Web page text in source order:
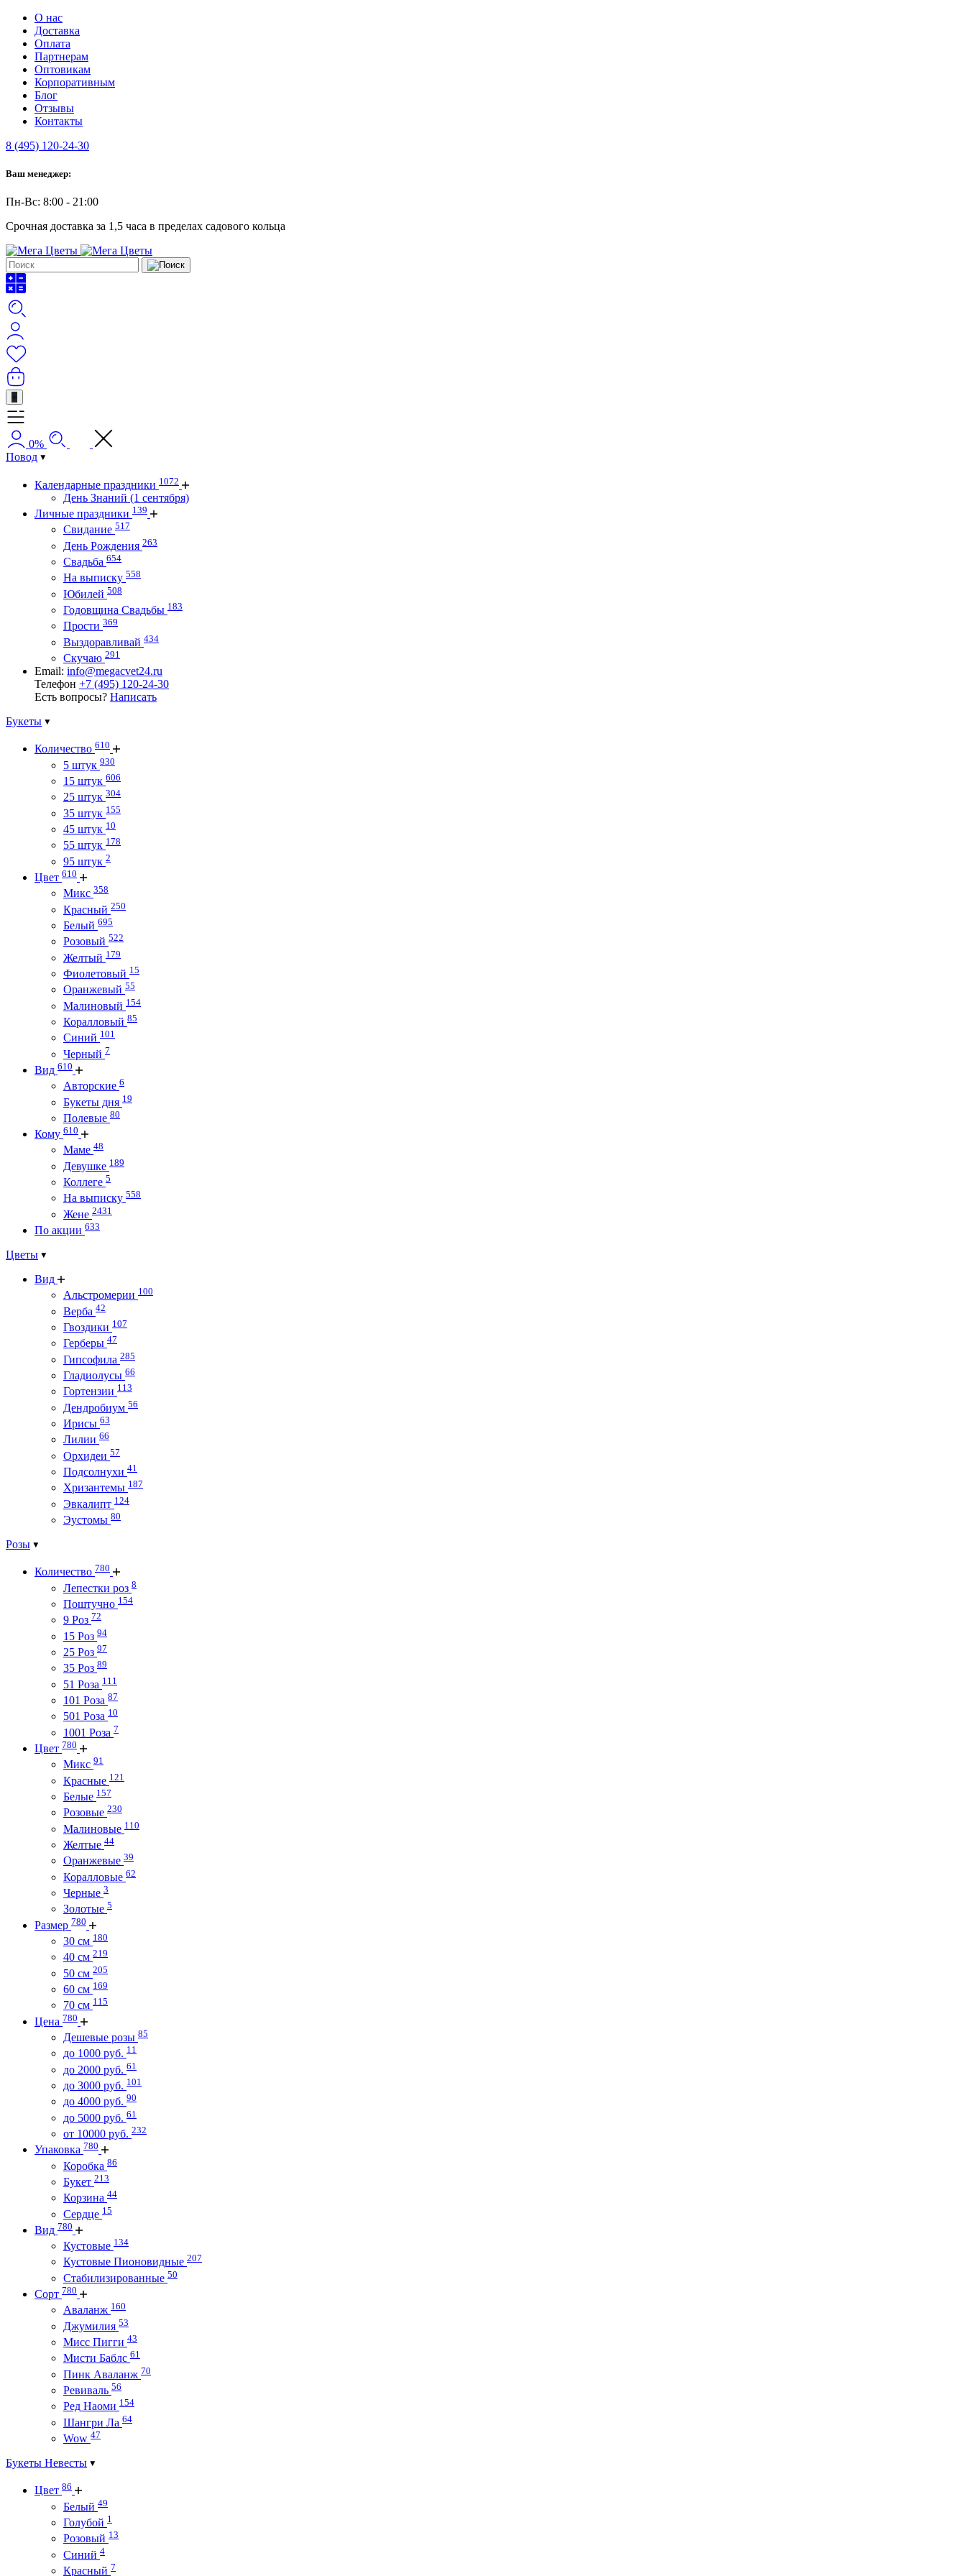
О нас
Доставка
Оплата
Партнерам
Оптовикам
Корпоративным
Блог
Отзывы
Контакты
8 (495) 120-24-30
Ваш менеджер:
Пн-Вс: 8:00 - 21:00
Срочная доставка за 1,5 часа в пределах садового кольца
+
0%
Повод
Календарные праздники 1072
День Знаний (1 сентября)
Личные праздники 139
Свидание 517
День Рождения 263
Свадьба 654
На выписку 558
Юбилей 508
Годовщина Свадьбы 183
Прости 369
Выздоравливай 434
Скучаю 291
Email: info@megacvet24.ru
Телефон +7 (495) 120-24-30
Есть вопросы? Написать
Букеты
Количество 610
5 штук 930
15 штук 606
25 штук 304
35 штук 155
45 штук 10
55 штук 178
95 штук 2
Цвет 610
Микс 358
Красный 250
Белый 695
Розовый 522
Желтый 179
Фиолетовый 15
Оранжевый 55
Малиновый 154
Коралловый 85
Синий 101
Черный 7
Вид 610
Авторские 6
Букеты дня 19
Полевые 80
Кому 610
Маме 48
Девушке 189
Коллеге 5
На выписку 558
Жене 2431
По акции 633
Цветы
Вид
Альстромерии 100
Верба 42
Гвоздики 107
Герберы 47
Гипсофила 285
Гладиолусы 66
Гортензии 113
Дендробиум 56
Ирисы 63
Лилии 66
Орхидеи 57
Подсолнухи 41
Хризантемы 187
Эвкалипт 124
Эустомы 80
Розы
Количество 780
Лепестки роз 8
Поштучно 154
9 Роз 72
15 Роз 94
25 Роз 97
35 Роз 89
51 Роза 111
101 Роза 87
501 Роза 10
1001 Роза 7
Цвет 780
Микс 91
Красные 121
Белые 157
Розовые 230
Малиновые 110
Желтые 44
Оранжевые 39
Коралловые 62
Черные 3
Золотые 5
Размер 780
30 см 180
40 см 219
50 см 205
60 см 169
70 см 115
Цена 780
Дешевые розы 85
до 1000 руб. 11
до 2000 руб. 61
до 3000 руб. 101
до 4000 руб. 90
до 5000 руб. 61
от 10000 руб. 232
Упаковка 780
Коробка 86
Букет 213
Корзина 44
Сердце 15
Вид 780
Кустовые 134
Кустовые Пионовидные 207
Стабилизированные 50
Сорт 780
Аваланж 160
Джумилия 53
Мисс Пигги 43
Мисти Баблс 61
Пинк Аваланж 70
Ревиваль 56
Ред Наоми 154
Шангри Ла 64
Wow 47
Букеты Невесты
Цвет 86
Белый 49
Голубой 1
Розовый 13
Синий 4
Красный 7